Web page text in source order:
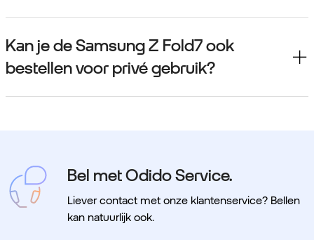
Kan je de Samsung Z Fold7 ook
bestellen voor privé gebruik?
Bel met Odido Service.
Liever contact met onze klantenservice? Bellen
kan natuurlijk ook.